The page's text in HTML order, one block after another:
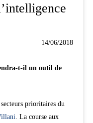
14/06/2018
t-il un outil de
prioritaires du
. La course aux